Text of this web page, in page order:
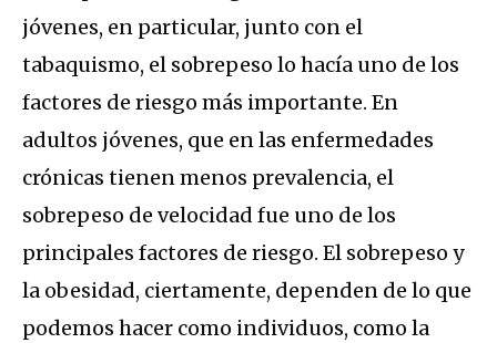
jóvenes, en particular, junto con el
tabaquismo, el sobrepeso lo hacía uno de los
factores de riesgo más importante. En
adultos jóvenes, que en las enfermedades
crónicas tienen menos prevalencia, el
sobrepeso de velocidad fue uno de los
principales factores de riesgo. El sobrepeso y
la obesidad, ciertamente, dependen de lo que
podemos hacer como individuos, como la